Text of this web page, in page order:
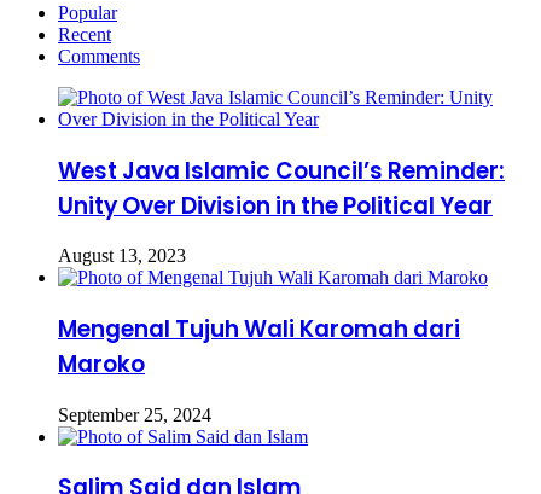
Popular
Recent
Comments
West Java Islamic Council’s Reminder:
Unity Over Division in the Political Year
August 13, 2023
Mengenal Tujuh Wali Karomah dari
Maroko
September 25, 2024